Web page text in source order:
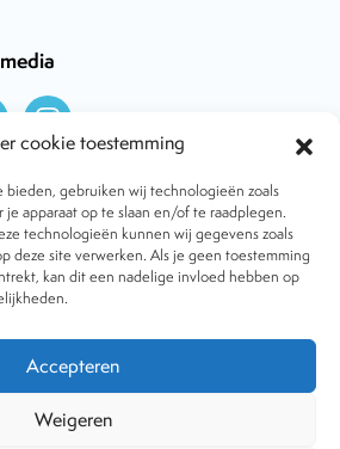
cookie toestemming
bieden, gebruiken wij technologieën zoals
apparaat op te slaan en/of te raadplegen.
technologieën kunnen wij gegevens zoals
deze site verwerken. Als je geen toestemming
kan dit een nadelige invloed hebben op
Accepteren
Weigeren